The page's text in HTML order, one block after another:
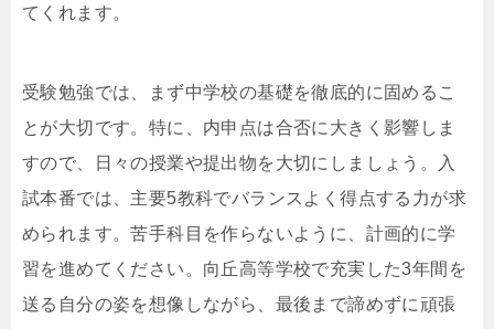
てくれます。
受験勉強では、まず中学校の基礎を徹底的に固めるこ
とが大切です。特に、内申点は合否に大きく影響しま
すので、日々の授業や提出物を大切にしましょう。入
試本番では、主要5教科でバランスよく得点する力が求
められます。苦手科目を作らないように、計画的に学
習を進めてください。向丘高等学校で充実した3年間を
送る自分の姿を想像しながら、最後まで諦めずに頑張